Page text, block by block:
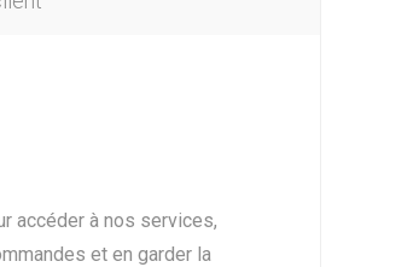
accéder à nos services,
et en garder la